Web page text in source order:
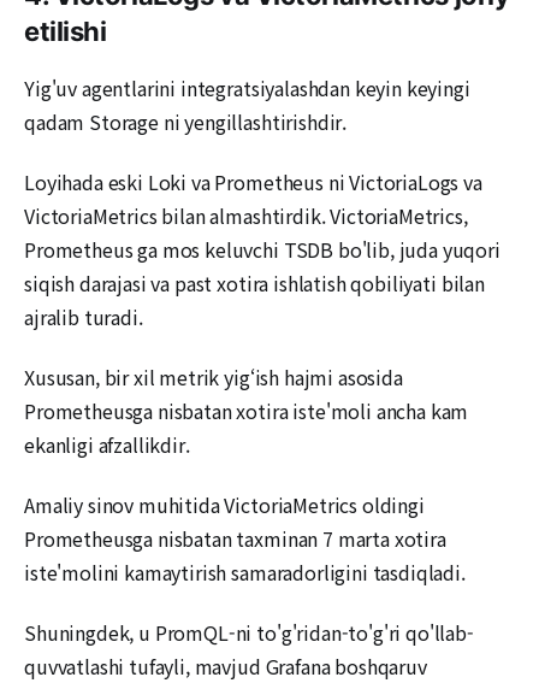
etilishi
Yig'uv agentlarini integratsiyalashdan keyin keyingi
qadam Storage ni yengillashtirishdir.
Loyihada eski Loki va Prometheus ni VictoriaLogs va
VictoriaMetrics bilan almashtirdik. VictoriaMetrics,
Prometheus ga mos keluvchi TSDB bo'lib, juda yuqori
siqish darajasi va past xotira ishlatish qobiliyati bilan
ajralib turadi.
Xususan, bir xil metrik yig‘ish hajmi asosida
Prometheusga nisbatan xotira iste'moli ancha kam
ekanligi afzallikdir.
Amaliy sinov muhitida VictoriaMetrics oldingi
Prometheusga nisbatan taxminan 7 marta xotira
iste'molini kamaytirish samaradorligini tasdiqladi.
Shuningdek, u PromQL-ni to'g'ridan-to'g'ri qo'llab-
quvvatlashi tufayli, mavjud Grafana boshqaruv